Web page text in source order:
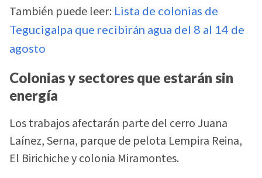
También puede leer: Lista de colonias de
Tegucigalpa que recibirán agua del 8 al 14 de
agosto
Colonias y sectores que estarán sin
energía
Los trabajos afectarán parte del cerro Juana
Laínez, Serna, parque de pelota Lempira Reina,
El Birichiche y colonia Miramontes.